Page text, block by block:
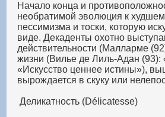
Начало конца и
необратимой эволюция к
пессимизма и тоски, которую
виде. Декаденты охотно
действительности (Малларме
жизни (Вилье де Лиль-Адан
«Искусство ценнее истины»),
вырождается в скуку или
Деликатность (Délicatesse)